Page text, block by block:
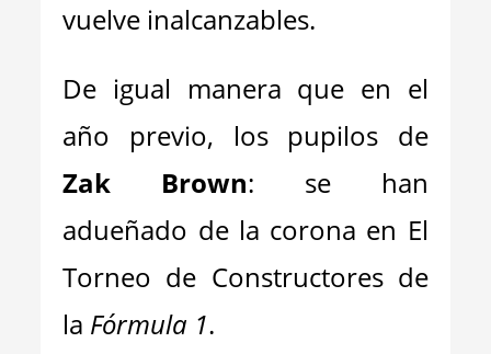
vuelve inalcanzables.
De igual manera que en el
año previo, los pupilos de
Zak Brown: se han
adueñado de la corona en El
Torneo de Constructores de
la Fórmula 1.